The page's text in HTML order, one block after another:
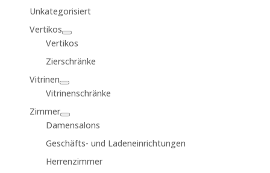
Unkategorisiert
Vertikos
Vertikos
Zierschränke
Vitrinen
Vitrinenschränke
Zimmer
Damensalons
Geschäfts- und Ladeneinrichtungen
Herrenzimmer